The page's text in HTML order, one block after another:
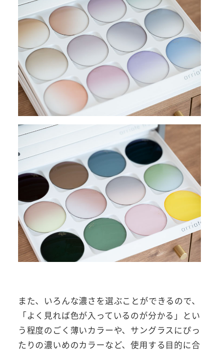
また、いろんな濃さを選ぶことができるので、
「よく見れば色が入っているのが分かる」とい
う程度のごく薄いカラーや、サングラスにぴっ
たりの濃いめのカラーなど、使用する目的に合